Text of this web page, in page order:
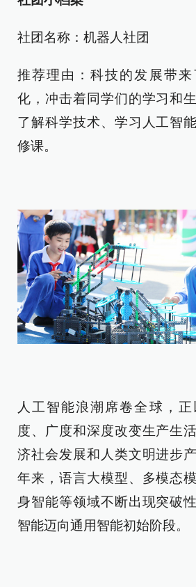
社团名称：机器人社团
推荐理由：科技的发展带
化，冲击着同学们的学习和
了解科学技术、学习人工智
修课。
人工智能浪潮席卷全球，
度、广度和深度改变生产生
济社会发展和人类文明进步
年来，语言大模型、多模态
身智能等领域不断出现突破
智能迈向通用智能初始阶段。